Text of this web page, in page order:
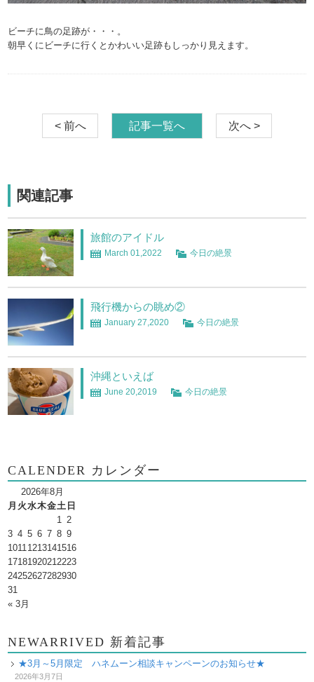
ビーチに鳥の足跡が・・・。
朝早くにビーチに行くとかわいい足跡もしっかり見えます。
< 前へ 記事一覧へ 次へ >
関連記事
旅館のアイドル
March 01,2022 今日の絶景
飛行機からの眺め②
January 27,2020 今日の絶景
沖縄といえば
June 20,2019 今日の絶景
CALENDER カレンダー
2026年8月
月 火水木金土 日
1 2
3 4 5 6 7 8 9
10111213141516
17181920212223
24252627282930
31
« 3月
NEWARRIVED 新着記事
★3月～5月限定 ハネムーン相談キャンペーンのお知らせ★
2026年3月7日